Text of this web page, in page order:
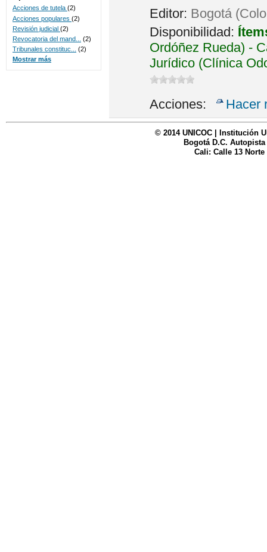
Editor: Bogotá
Disponibilidad:
Ordóñez Rueda) -
Jurídico (Clínica
Acciones: Hacer
Acciones de tutela (2)
Acciones populares (2)
Revisión judicial (2)
Revocatoria del mand...
(2)
Tribunales constituc...
(2)
Mostrar más
© 2014 UNICOC | Institución
Bogotá D.C. Autopista
Cali: Calle 13 Norte